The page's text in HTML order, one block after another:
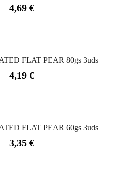
Precio
4,69 €
FLAT PEAR 80gs 3uds
Precio
4,19 €
FLAT PEAR 60gs 3uds
Precio
3,35 €